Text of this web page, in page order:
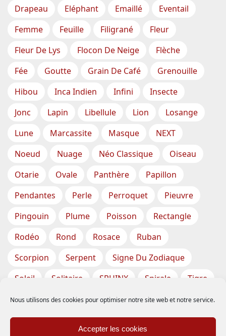
Nous utilisons des cookies pour optimiser notre site web et notre service.
Accepter les cookies
Drapeau
Eléphant Emaillé
Eventail
Femme
Feuille Filigrané
Fleur
Fleur De Lys
Flocon De Neige
Flèche
Fée
Goutte Grain De Café
Grenouille
Hibou
Inca Indien Infini
Insecte
Jonc
Lapin Libellule Lion
Losange
Lune
Marcassite Masque
NEXT
Noeud
Nuage Néo Classique
Oiseau
Otarie
Ovale Panthère
Papillon
Pendantes
Perle Perroquet
Pieuvre
Pingouin
Plume Poisson
Rectangle
Rodéo
Rond Rosace
Ruban
Scorpion
Serpent
Signe Du Zodiaque
Soleil
Solitaire SPHINX Spirale
Tigre
Torsade
Tortue Train
Tresse
Triangle
Trèfle Tête Vase
Étoile